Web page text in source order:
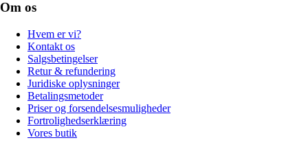
Om os
Hvem er vi?
Kontakt os
Salgsbetingelser
Retur & refundering
Juridiske oplysninger
Betalingsmetoder
Priser og forsendelsesmuligheder
Fortrolighedserklæring
Vores butik